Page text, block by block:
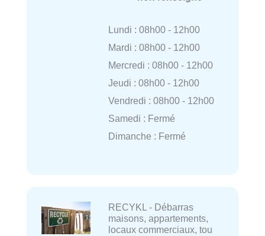
Lundi : 08h00 - 12h00
Mardi : 08h00 - 12h00
Mercredi : 08h00 - 12h00
Jeudi : 08h00 - 12h00
Vendredi : 08h00 - 12h00
Samedi : Fermé
Dimanche : Fermé
RECYKL - Débarras
maisons, appartements,
locaux commerciaux, tou